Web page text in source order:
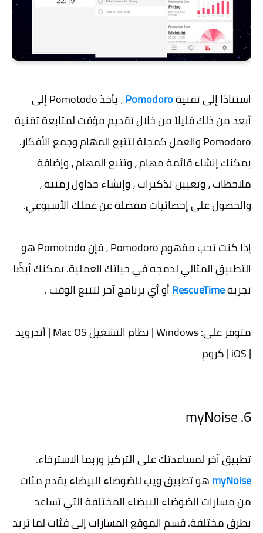
استنادًا إلى تقنيةPomodoro
، يأخذ Pomotodo إلى
أبعد من ذلك قليلاً من خلال تقديم مؤقت لمتابعة تقنية
Pomodoro والعمل كمجلة لتتبع المهام وجمع الأفكار.
يمكنك إنشاء قائمة مهام ، وتتبع المهام ، وإضافة
ملاحظات ، وتعيين تذكيرات ، وإنشاء جداول زمنية ،
والحصول على إحصائيات مفصلة عن عملك الأسبوعي.
إذا كنت تحب مفهوم Pomodoro ، فإن Pomotodo هو
التطبيق المثالي لدمجه في حياتك العملية. يمكنك أيضًا
تجربةRescueTimeأو أي برنامج آخر لتتبع الوقت .
متوفر على: Windows | نظام التشغيل Mac OS | أندرويد
| iOS | كروم
6. myNoise
تطبيق آخر لمساعدتك على التركيز وربما الاسترخاء.
myNoiseهو تطبيق ويب للضوضاء البيضاء يقدم مئات
من مسارات الضوضاء البيضاء المختلفة التي تساعد
بطرق مختلفة. قسم الموقع المسارات إلى فئات لما تريد